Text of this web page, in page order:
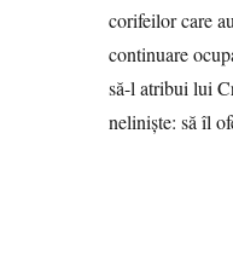
corifeilor care
continuare
să-l atribui lui
nelinişte: să îl